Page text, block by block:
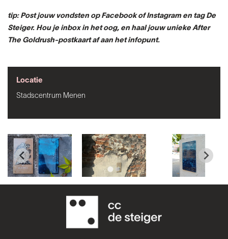
tip: Post jouw vondsten op Facebook of Instagram en tag De
Steiger. Hou je inbox in het oog, en haal jouw unieke After
The Goldrush-postkaart af aan het infopunt.
Locatie
Stadscentrum Menen